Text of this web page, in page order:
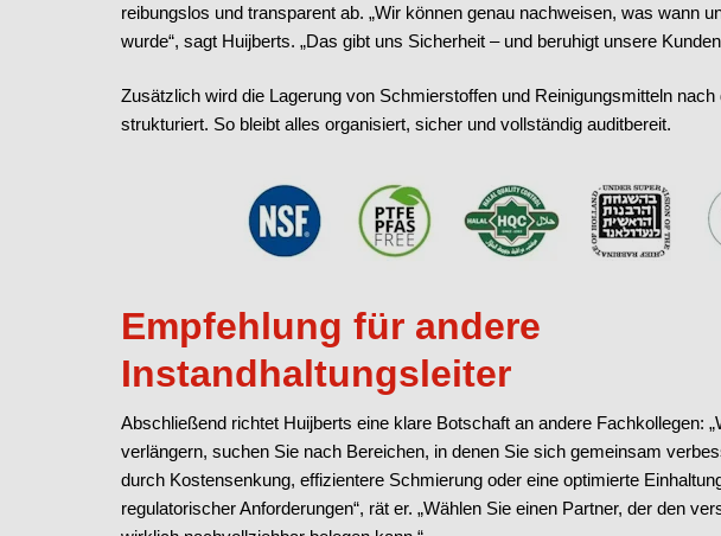
reibungslos und transparent ab. „Wir können genau nachweisen, was wann
wurde“, sagt Huijberts. „Das gibt uns Sicherheit – und beruhigt unsere
Zusätzlich wird die Lagerung von Schmierstoffen und Reinigungsmitteln
strukturiert. So bleibt alles organisiert, sicher und vollständig auditbereit.
Empfehlung für andere
Instandhaltungsleiter
Abschließend richtet Huijberts eine klare Botschaft an andere Fachkollegen:
verlängern, suchen Sie nach Bereichen, in denen Sie sich gemeinsam
durch Kostensenkung, effizientere Schmierung oder eine optimierte
regulatorischer Anforderungen“, rät er. „Wählen Sie einen Partner, der den